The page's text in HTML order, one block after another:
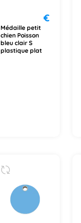
€
Médaille petit
chien Poisson
bleu clair S
plastique plat